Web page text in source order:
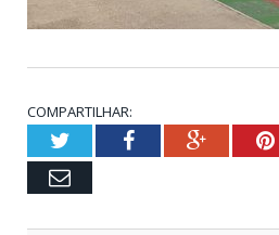
COMPARTILHAR:
TwitterFacebookGoogle+
Email